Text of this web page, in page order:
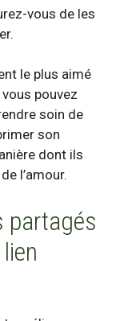
vous de les
le plus aimé
pouvez
soin de
son
dont ils
l’amour.
partagés